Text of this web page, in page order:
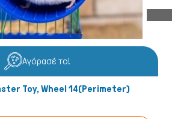
Αγόρασέ το!
Toy, Wheel 14(perimeter)